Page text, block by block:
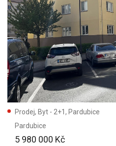
Prodej, Byt - 2+1, Pardubice
Pardubice
5 980 000 Kč